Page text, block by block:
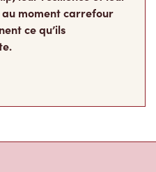
au moment carrefour
ce qu’ils